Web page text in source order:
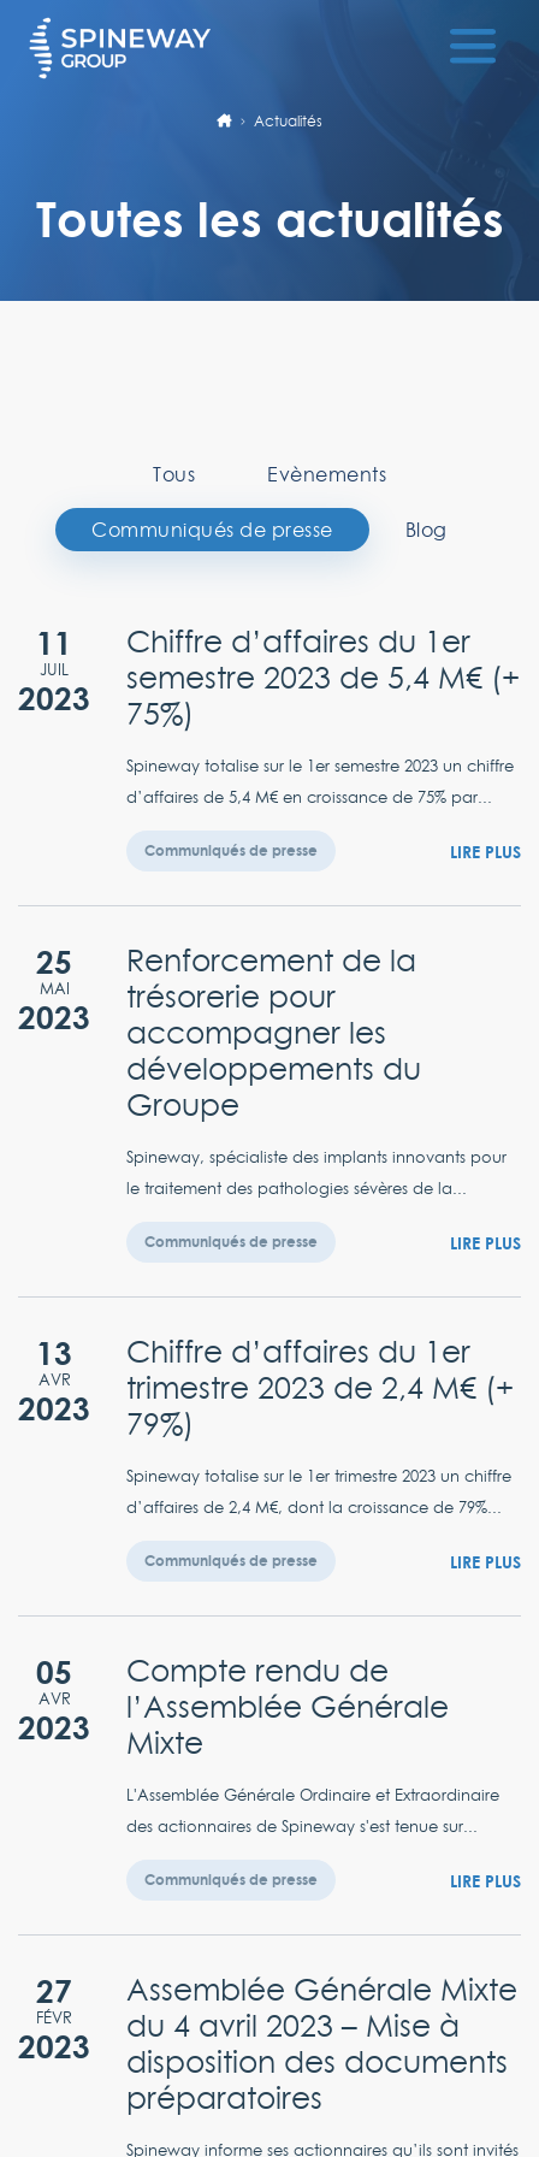
Actualités
Toutes les actualités
Tous Evènements
Communiqués de presse Blog
11
JUIL
2023
Chiffre d’affaires du 1er
semestre 2023 de 5,4 M€ (+
75%)
Spineway totalise sur le 1er semestre 2023 un chiffre
d’affaires de 5,4 M€ en croissance de 75% par...
Communiqués de presse LIRE PLUS
25
MAI
2023
Renforcement de la
trésorerie pour
accompagner les
développements du
Groupe
Spineway, spécialiste des implants innovants pour
le traitement des pathologies sévères de la...
Communiqués de presse LIRE PLUS
13
AVR
2023
Chiffre d’affaires du 1er
trimestre 2023 de 2,4 M€ (+
79%)
Spineway totalise sur le 1er trimestre 2023 un chiffre
d’affaires de 2,4 M€, dont la croissance de 79%...
Communiqués de presse LIRE PLUS
05
AVR
2023
Compte rendu de
l’Assemblée Générale
Mixte
L'Assemblée Générale Ordinaire et Extraordinaire
des actionnaires de Spineway s'est tenue sur...
Communiqués de presse LIRE PLUS
27
FÉVR
2023
Assemblée Générale Mixte
du 4 avril 2023 – Mise à
disposition des documents
préparatoires
Spineway informe ses actionnaires qu’ils sont invités